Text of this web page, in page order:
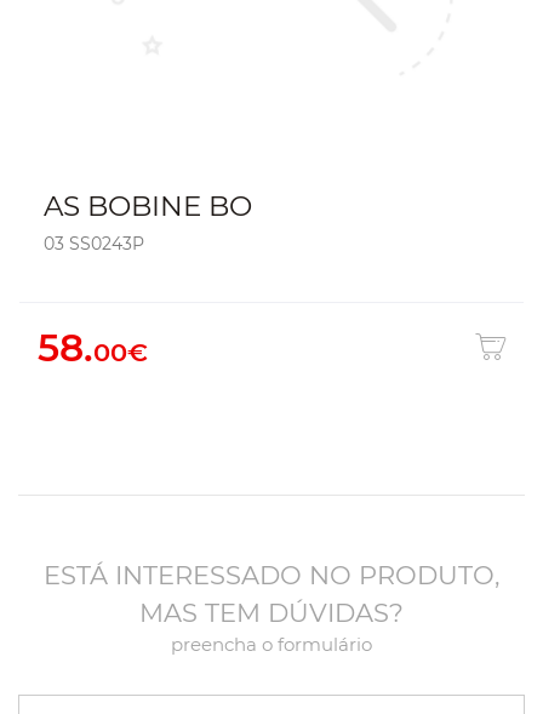
AS BOBINE BO
03 SS0243P
58.00€
ESTÁ INTERESSADO NO PRODUTO,
MAS TEM DÚVIDAS?
preencha o formulário